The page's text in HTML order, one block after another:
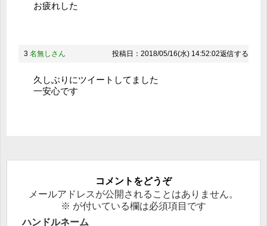
お疲れした
3 名無しさん 投稿日：2018/05/16(水) 14:52:02返信する
久しぶりにツイートしてました
一安心です
コメントをどうぞ
メールアドレスが公開されることはありません。
※ が付いている欄は必須項目です
ハンドルネーム